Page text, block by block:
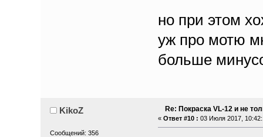
но при этом
уж про мотю
больше
KikoZ
Сообщений: 356
Re: Покраска VL-12 и не
« Ответ #10 : 03 Июля 2017,